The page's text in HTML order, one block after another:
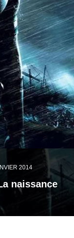
2014
naissance